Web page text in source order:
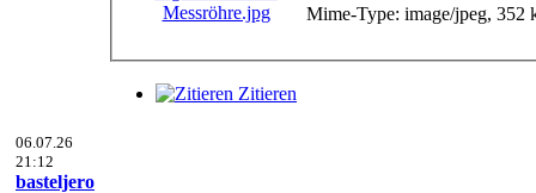
Mime-Type: image/jpeg, 352
Zitieren
06.07.26
21:12
basteljero